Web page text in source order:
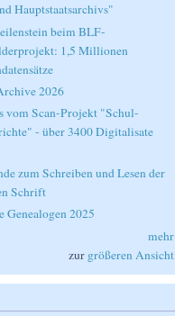
Hauptstaatsarchivs"
beim BLF-
1,5 Millionen
2026
vom Scan-Projekt "Schul-
- über 3400 Digitalisate
zum Schreiben und Lesen der
Schrift
Genealogen 2025
mehr
zur größeren Ansicht